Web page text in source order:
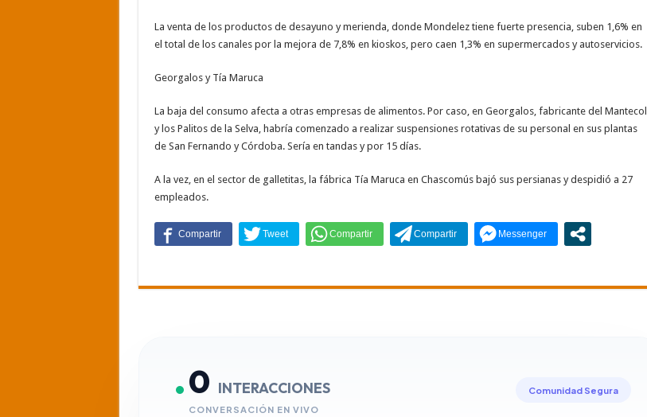
La venta de los productos de desayuno y merienda, donde Mondelez tiene fuerte presencia, suben 1,6% en
el total de los canales por la mejora de 7,8% en kioskos, pero caen 1,3% en supermercados y autoservicios.
Georgalos y Tía Maruca
La baja del consumo afecta a otras empresas de alimentos. Por caso, en Georgalos, fabricante del Mantecol
y los Palitos de la Selva, habría comenzado a realizar suspensiones rotativas de su personal en sus plantas
de San Fernando y Córdoba. Sería en tandas y por 15 días.
A la vez, en el sector de galletitas, la fábrica Tía Maruca en Chascomús bajó sus persianas y despidió a 27
empleados.
0 INTERACCIONES
CONVERSACIÓN EN VIVO
Comunidad Segura